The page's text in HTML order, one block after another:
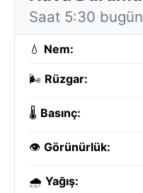
Saat 5:30
💧 Nem:
🌬️ Rüzgar:
🌡️ Basınç:
👁️ Görünürlük:
🌧️ Yağış: